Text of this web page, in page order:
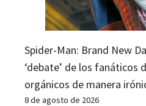
Spider-Man: Brand New
‘debate’ de los fanáticos
orgánicos de manera
8 de agosto de 2026